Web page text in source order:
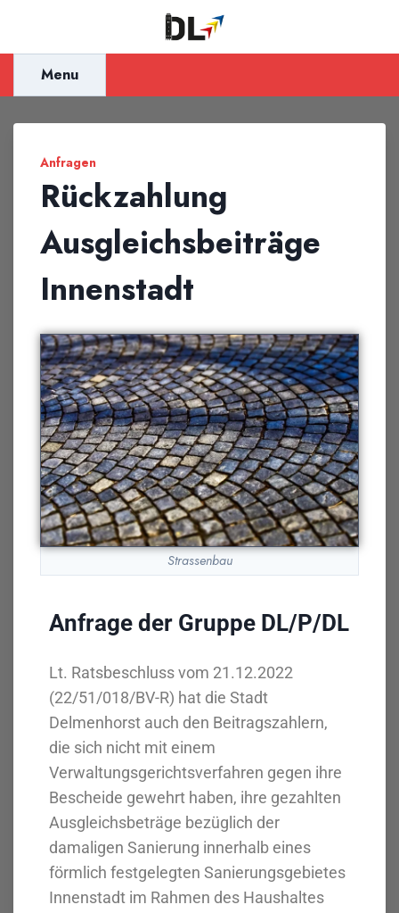
Menu
Anfragen
Rückzahlung
Ausgleichsbeiträge
Innenstadt
Strassenbau
Anfrage der Gruppe DL/P/DL
Lt. Ratsbeschluss vom 21.12.2022
(22/51/018/BV-R) hat die Stadt
Delmenhorst auch den Beitragszahlern,
die sich nicht mit einem
Verwaltungsgerichtsverfahren gegen ihre
Bescheide gewehrt haben, ihre gezahlten
Ausgleichsbeträge bezüglich der
damaligen Sanierung innerhalb eines
förmlich festgelegten Sanierungsgebietes
Innenstadt im Rahmen des Haushaltes